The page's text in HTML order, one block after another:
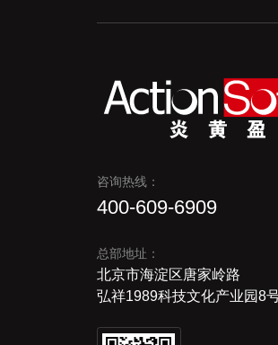
咨询热线：
400-609-6909
总部地址：
北京市海淀区唐家岭路
弘祥1989科技文化产业园8